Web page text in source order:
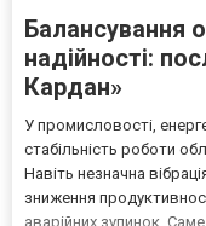
Балансування
надійності:
Кардан»
У промисловості,
стабільність роботи
Навіть незначна
зниження
аварійних зупинок.